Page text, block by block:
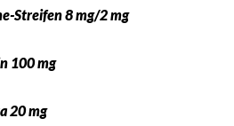
Streifen 8 mg/2 mg
100 mg
20 mg